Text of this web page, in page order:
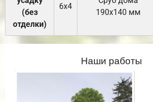
(без
отделки)
6х4
190х140 мм
Наши работы